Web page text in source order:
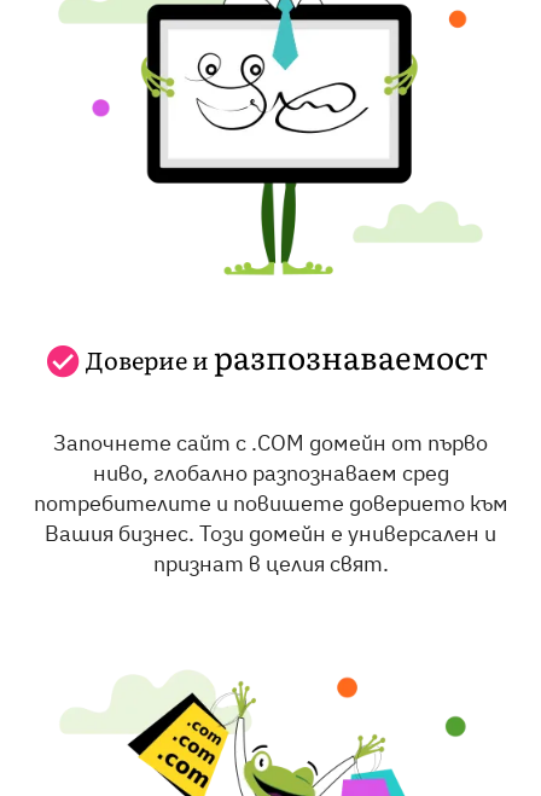
Доверие и разпознаваемост
Започнете сайт с .COM домейн от първо
ниво, глобално разпознаваем сред
потребителите и повишете доверието към
Вашия бизнес. Този домейн е универсален и
признат в целия свят.